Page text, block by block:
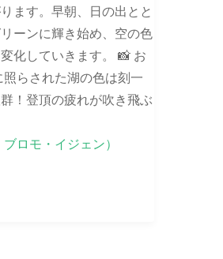
ます。早朝、日の出とと
ーンに輝き始め、空の色
化していきます。 📸 お
らされた湖の色は刻一
！登頂の疲れが吹き飛ぶ
ロモ・イジェン）